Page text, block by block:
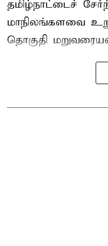
தமிழ்நாட்டைச்
மாநிலங்களவை
தொகுதி